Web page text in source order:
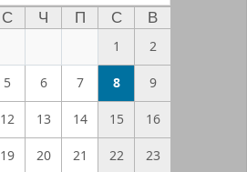
С Ч П С
В
1
2
5 6 7 8 9
12 13 14 15 16
19 20 21 22 23